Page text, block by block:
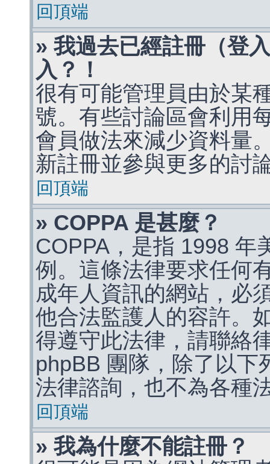
回頂端
» 我過去已經註冊（登
入？！
很有可能管理員由於某
號。有些討論區會利用
會員做法來減少資料量
新註冊並參與更多的討
回頂端
» COPPA 是甚麼？
COPPA，是指 1998 年
例。這條法律要求任何
成年人資訊的網站，必
他合法監護人的容許。
得遵守此法律，請聯絡
phpBB 團隊，除了以下
法律諮詢，也不為各種
回頂端
» 我為什麼不能註冊？